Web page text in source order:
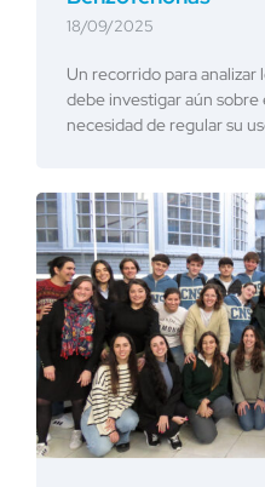
18/09/2025
Un recorrido para analizar
debe investigar aún sobre
necesidad de regular su